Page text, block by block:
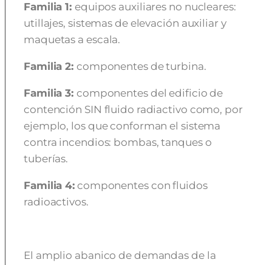
Familia 1: equipos auxiliares no nucleares:
utillajes, sistemas de elevación auxiliar y
maquetas a escala.
Familia 2: componentes de turbina.
Familia 3: componentes del edificio de
contención SIN fluido radiactivo como, por
ejemplo, los que conforman el sistema
contra incendios: bombas, tanques o
tuberías.
Familia 4: componentes con fluidos
radioactivos.
El amplio abanico de demandas de la